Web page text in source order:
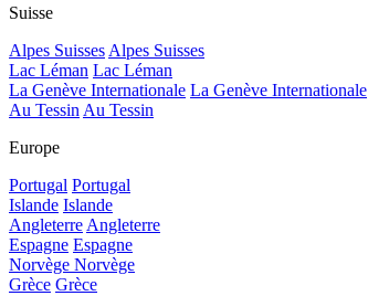
Suisse
Alpes SuissesAlpes Suisses
Lac Léman Lac Léman
La Genève Internationale La Genève Internationale
Au TessinAu Tessin
Europe
Portugal Portugal
Islande Islande
AngleterreAngleterre
Espagne Espagne
Norvège Norvège
Grèce Grèce